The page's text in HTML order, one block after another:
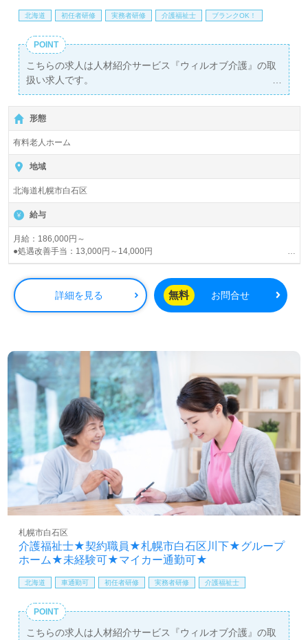
北海道 初任者研修 実務者研修 介護福祉士 ブランクOK！
POINT
こちらの求人は人材紹介サービス『ウィルオブ介護』の取
扱い求人です。
詳細に関してお気軽にご相談ください♪
無料で皆さんの転職活動をサポートいたします。
形態
有料老人ホーム
地域
北海道札幌市白石区
給与
月給：186,000円～
●処遇改善手当：13,000円～14,000円
●夜勤手当：4,000円/回（月3～4回）
詳細を見る 無料 お問合せ
介護福祉士★契約職員★札幌市白石区川下★グループ
ホーム★未経験可★マイカー通勤可★
札幌市白石区
北海道 車通勤可 初任者研修 実務者研修 介護福祉士
POINT
こちらの求人は人材紹介サービス『ウィルオブ介護』の取